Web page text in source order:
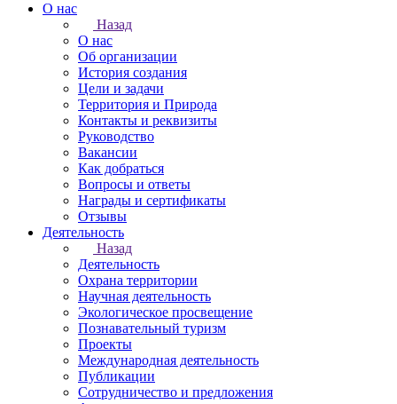
О нас
Назад
О нас
Об организации
История создания
Цели и задачи
Территория и Природа
Контакты и реквизиты
Руководство
Вакансии
Как добраться
Вопросы и ответы
Награды и сертификаты
Отзывы
Деятельность
Назад
Деятельность
Охрана территории
Научная деятельность
Экологическое просвещение
Познавательный туризм
Проекты
Международная деятельность
Публикации
Сотрудничество и предложения